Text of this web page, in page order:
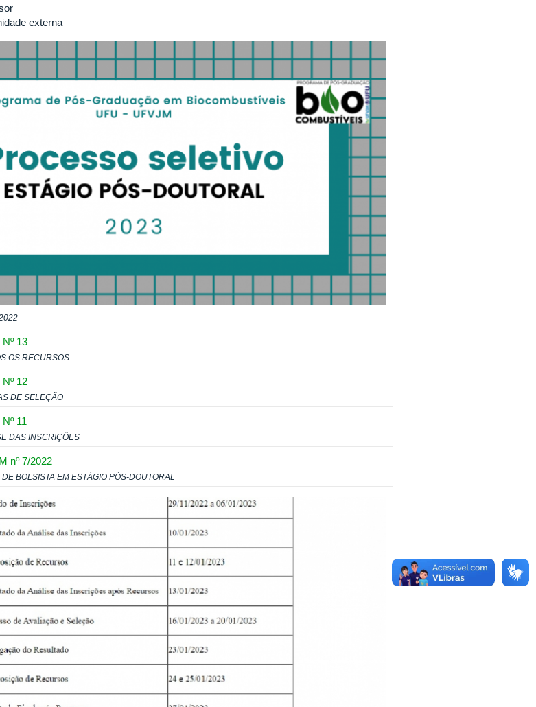
externa
13
OS RECURSOS
12
DE SELEÇÃO
11
DAS INSCRIÇÕES
nº 7/2022
BOLSISTA EM ESTÁGIO PÓS-DOUTORAL